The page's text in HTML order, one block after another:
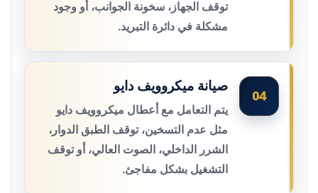
توقف الجهاز، سخونة الجوانب، أو وجود
مشكلة في دائرة التبريد.
04
صيانة ميكروويف دايو
يتم التعامل مع أعطال ميكروويف دايو
مثل عدم التسخين، توقف الطبق الدوار،
الشرر الداخلي، الصوت العالي، أو توقف
التشغيل بشكل مفاجئ.